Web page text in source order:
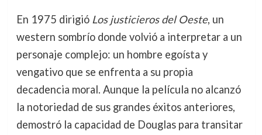
En 1975 dirigió Los justicieros del Oeste, un
western sombrío donde volvió a interpretar a un
personaje complejo: un hombre egoísta y
vengativo que se enfrenta a su propia
decadencia moral. Aunque la película no alcanzó
la notoriedad de sus grandes éxitos anteriores,
demostró la capacidad de Douglas para transitar